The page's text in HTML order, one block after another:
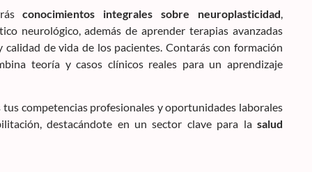
conocimientos integrales sobre neuroplasticidad
neurológico, además de aprender terapias avanzadas
de vida de los pacientes. Contarás con formación
teoría y casos clínicos reales para un aprendizaje
tus competencias profesionales y oportunidades laborales
destacándote en un sector clave para lasalud